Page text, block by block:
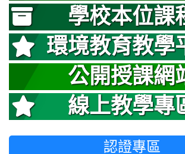
學校本位課
環境教育教學
公開授課網
線上教學專
認證專區